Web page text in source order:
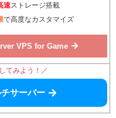
速ストレージ搭載
で高度なカスタマイズ
VPS for Game
てみよう！／
サーバー